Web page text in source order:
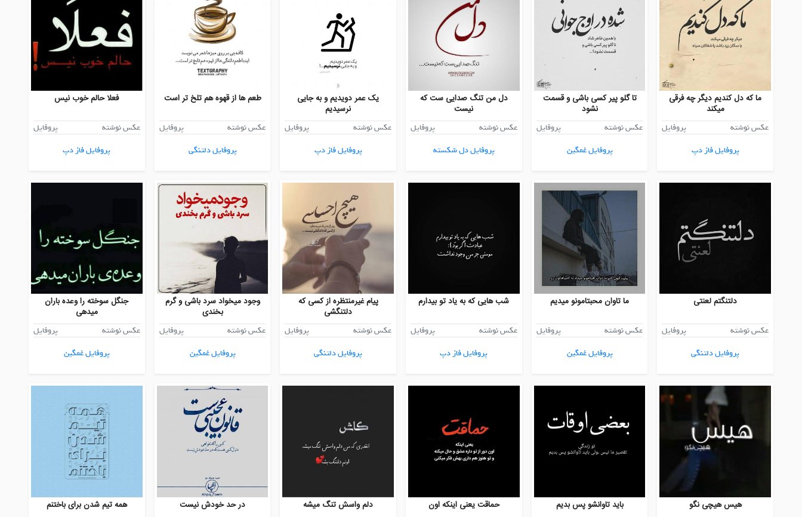
ما که دل کندیم دیگر چه فرقی
میکند
عکس نوشته
پروفایل
پروفایل فاز دپ
تا گلو پیر کسی باشی و قسمت
نشود
عکس نوشته
پروفایل
پروفایل غمگین
دل من تنگ صدایی ست که
نیست
عکس نوشته
پروفایل
پروفایل دل شکسته
یک عمر دویدیم و به جایی
نرسیدیم
عکس نوشته
پروفایل
پروفایل فاز دپ
طعم ها از قهوه هم تلخ تر است
عکس نوشته
پروفایل
پروفایل دلتنگی
فعلا حالم خوب نیس
عکس نوشته
پروفایل
پروفایل فاز دپ
دلتنگتم لعنتی
عکس نوشته
پروفایل
پروفایل دلتنگی
ما تاوان محبتامونو میدیم
عکس نوشته
پروفایل
پروفایل غمگین
شب هایی که به یاد تو بیدارم
عکس نوشته
پروفایل
پروفایل فاز دپ
پیام غیرمنتظره از کسی که
دلتنگشی
عکس نوشته
پروفایل
پروفایل دلتنگی
وجود میخواد سرد باشی و گرم
بخندی
عکس نوشته
پروفایل
پروفایل غمگین
جنگل سوخته را وعده باران
میدهی
عکس نوشته
پروفایل
پروفایل غمگین
هیس هیچی نگو باید تاوانشو پس بدیم حماقت یعنی اینکه اون دلم واسش تنگ میشه در حد خودش نیست همه تیم شدن برای باختنم